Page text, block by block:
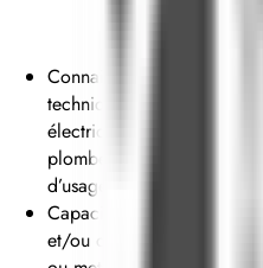
Connaissance
technique / des travaux
électriques, les systèmes
plomberie, les systèmes
d’usage.
Capacité à étudier,
et/ou des activités